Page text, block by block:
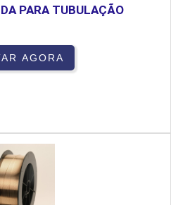
PARA TUBULAÇÃO
AGORA